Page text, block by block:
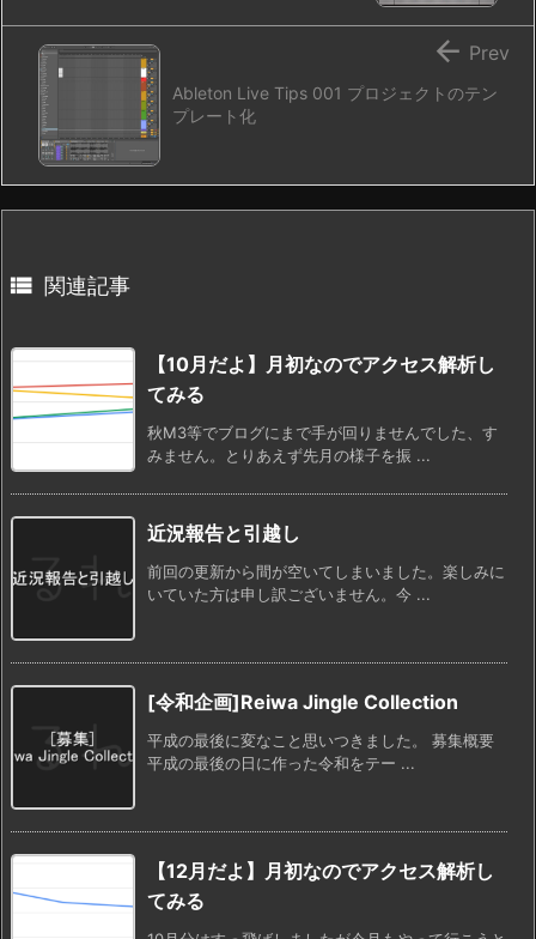
Ableton Live Tips 001 プロジェクトのテン
プレート化
 Prev
 関連記事
【10月だよ】月初なのでアクセス解析し
てみる
秋M3等でブログにまで手が回りませんでした、す
みません。とりあえず先月の様子を振 ...
近況報告と引越し
前回の更新から間が空いてしまいました。楽しみに
いていた方は申し訳ございません。今 ...
[令和企画]Reiwa Jingle Collection
平成の最後に変なこと思いつきました。 募集概要
平成の最後の日に作った令和をテー ...
【12月だよ】月初なのでアクセス解析し
てみる